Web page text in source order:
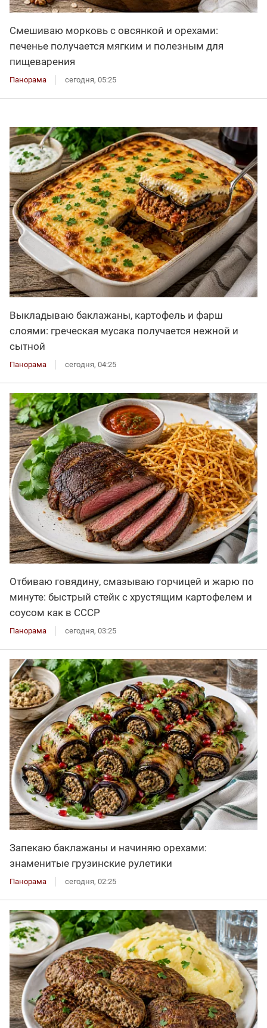
Смешиваю морковь с овсянкой и орехами:
печенье получается мягким и полезным для
пищеварения
Панорама сегодня, 05:25
Выкладываю баклажаны, картофель и фарш
слоями: греческая мусака получается нежной и
сытной
Панорама сегодня, 04:25
Отбиваю говядину, смазываю горчицей и жарю по
минуте: быстрый стейк с хрустящим картофелем и
соусом как в СССР
Панорама сегодня, 03:25
Запекаю баклажаны и начиняю орехами:
знаменитые грузинские рулетики
Панорама сегодня, 02:25